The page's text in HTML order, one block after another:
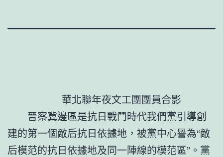
華北聯年夜文工團團員合影
晉察冀邊區是抗日戰鬥時代我們黨引導創
建的第一個敵后抗日依據地，被黨中心譽為“敵
后模范的抗日依據地及同一陣線的模范區”。黨